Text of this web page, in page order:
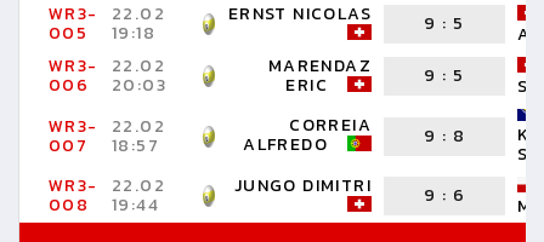
WR3-
005
22.02
19:18
ERNST NICOLAS 9 : 5
WR3-
006
22.02
20:03
MARENDAZ
ERIC 9 : 5
WR3-
007
22.02
18:57
CORREIA
ALFREDO 9 : 8
WR3-
008
22.02
19:44
JUNGO DIMITRI 9 : 6